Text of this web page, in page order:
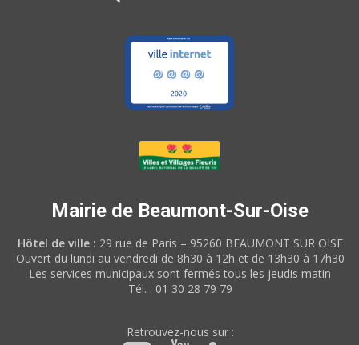
Mairie de Beaumont-Sur-Oise
Hôtel de ville : 29 rue de Paris – 95260 BEAUMONT SUR OISE
Ouvert du lundi au vendredi de 8h30 à 12h et de 13h30 à 17h30
Les services municipaux sont fermés tous les jeudis matin
Tél. : 01 30 28 79 79
Retrouvez-nous sur :